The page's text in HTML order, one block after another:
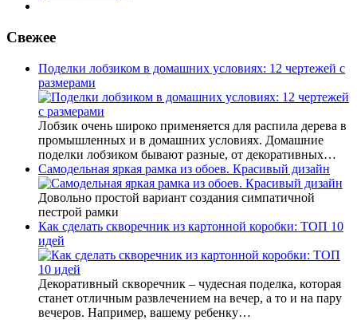
Свежее
Поделки лобзиком в домашних условиях: 12 чертежей с
размерами
Лобзик очень широко применяется для распила дерева в
промышленных и в домашних условиях. Домашние
поделки лобзиком бывают разные, от декоративных…
Самодельная яркая рамка из обоев. Красивый дизайн
Довольно простой вариант создания симпатичной
пестрой рамки
Как сделать скворечник из картонной коробки: ТОП 10
идей
Декоративный скворечник – чудесная поделка, которая
станет отличным развлечением на вечер, а то и на пару
вечеров. Например, вашему ребенку…